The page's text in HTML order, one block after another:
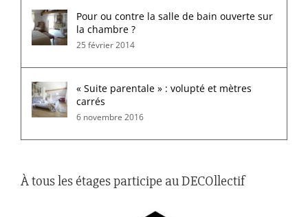
Pour ou contre la salle de bain ouverte sur
la chambre ?
25 février 2014
« Suite parentale » : volupté et mètres
carrés
6 novembre 2016
À tous les étages participe au DECOllectif